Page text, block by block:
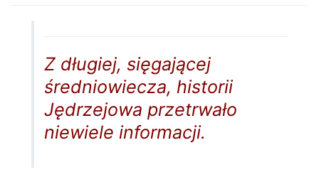
Z długiej, sięgającej
średniowiecza, historii
Jędrzejowa przetrwało
niewiele informacji.